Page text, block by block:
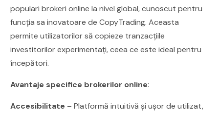
populari brokeri online la nivel global, cunoscut pentru
funcția sa inovatoare de CopyTrading. Aceasta
permite utilizatorilor să copieze tranzacțiile
investitorilor experimentați, ceea ce este ideal pentru
începători.
Avantaje specifice brokerilor online:
Accesibilitate – Platformă intuitivă și ușor de utilizat,